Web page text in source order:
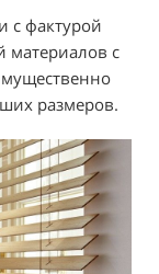
с фактурой
материалов с
размеров.